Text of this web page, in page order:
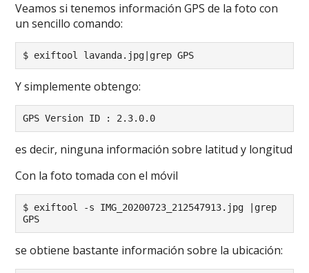
Veamos si tenemos información GPS de la foto con
un sencillo comando:
$ exiftool lavanda.jpg|grep GPS
Y simplemente obtengo:
GPS Version ID : 2.3.0.0
es decir, ninguna información sobre latitud y longitud
Con la foto tomada con el móvil
$ exiftool -s IMG_20200723_212547913.jpg |grep
GPS
se obtiene bastante información sobre la ubicación: